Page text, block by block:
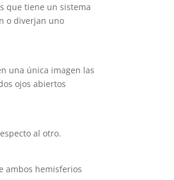
que tiene un sistema
o diverjan uno
una única imagen las
ojos abiertos
al otro.
ambos hemisferios